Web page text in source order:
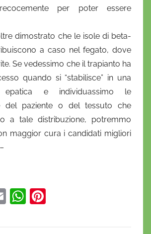
per poter essere
dimostrato che le isole di beta-
a caso nel fegato, dove
Se vedessimo che il trapianto ha
quando si “stabilisce” in una
e individuassimo le
del paziente o del tessuto che
a tale distribuzione, potremmo
maggior cura i candidati migliori
E
W